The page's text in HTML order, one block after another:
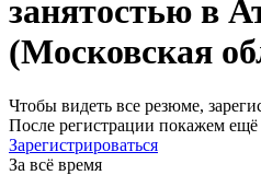
занятостью в
(Московская
Чтобы видеть все резюме,
После регистрации покажем
Зарегистрироваться
За всё время